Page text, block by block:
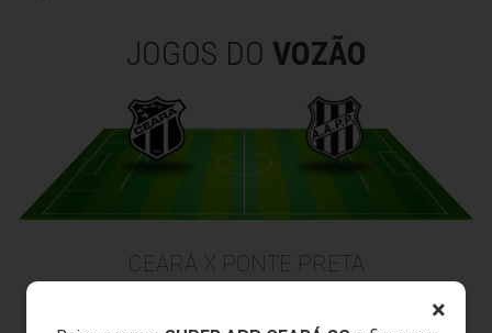
×
JOGOS DO VOZÃO
CEARÁ X PONTE PRETA